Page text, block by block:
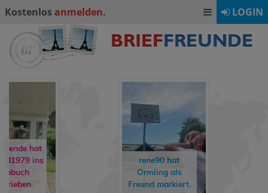
Kostenlos anmelden. LOGIN
dirkchristoph93
annadrummerkid